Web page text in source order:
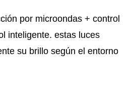
por microondas + control
inteligente. estas luces
su brillo según el entorno